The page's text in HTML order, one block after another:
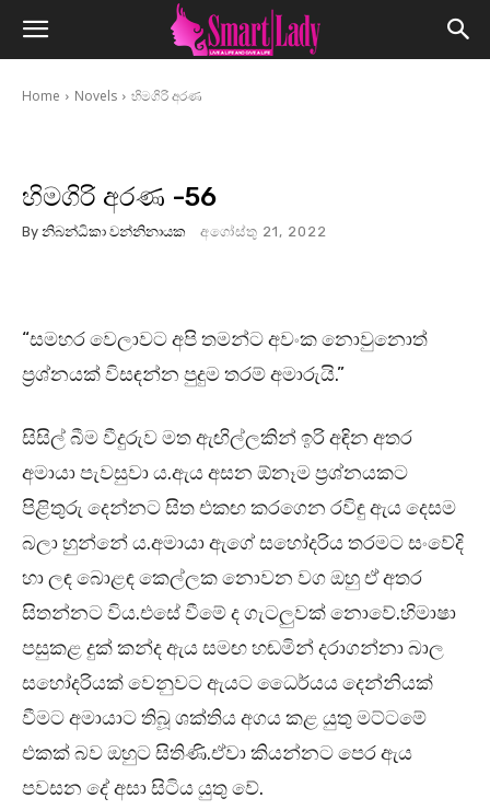
Home Novels හිමගිරි අරණ
හිමගිරි අරණ -56
By නිබන්ධිකා වන්නිනායක අගෝස්තු 21, 2022
“සමහර වෙලාවට අපි තමන්ට අවංක නොවුනොත්
ප්‍රශ්නයක් විසඳන්න පුදුම තරම් අමාරුයි.”
සිසිල් බීම වීදුරුව මත ඇඟිල්ලකින් ඉරි අඳින අතර
අමායා පැවසුවා ය.ඇය අසන ඕනෑම ප්‍රශ්නයකට
පිළිතුරු දෙන්නට සිත එකඟ කරගෙන රවිඳු ඇය දෙසම
බලා හුන්නේ ය.අමායා ඇගේ සහෝදරිය තරමට සංවේදි
හා ලඳ බොළඳ කෙල්ලක නොවන වග ඔහු ඒ අතර
සිතන්නට විය.එසේ වීමේ ද ගැටලුවක් නොවේ.හිමාෂා
පසුකළ දුක් කන්ද ඇය සමඟ හඬමින් දරාගන්නා බාල
සහෝදරියක් වෙනුවට ඇයට ධෛර්යය දෙන්නියක්
වීමට අමායාට තිබූ ශක්තිය අගය කළ යුතු මට්ටමේ
එකක් බව ඔහුට සිතිණි.ඒවා කියන්නට පෙර ඇය
පවසන දේ අසා සිටිය යුතු වේ.